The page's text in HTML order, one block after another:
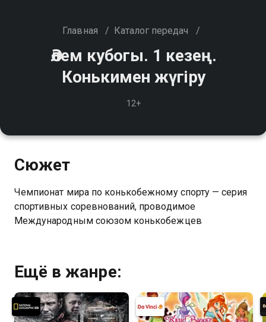
Главная / Каталог передач /
Әлем кубогы. 1 кезең.
Конькимен жүгіру
12+
Сюжет
Чемпионат мира по конькобежному спорту — серия
спортивных соревнований, проводимое
Международным союзом конькобежцев
Ещё в жанре: